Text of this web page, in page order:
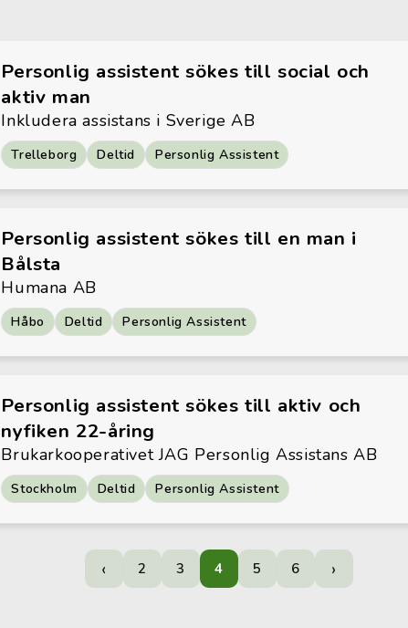
Personlig assistent sökes till social och
aktiv man
Inkludera assistans i Sverige AB
Trelleborg Deltid Personlig Assistent
Personlig assistent sökes till en man i
Bålsta
Humana AB
Håbo Deltid Personlig Assistent
Personlig assistent sökes till aktiv och
nyfiken 22-åring
Brukarkooperativet JAG Personlig Assistans AB
Stockholm Deltid Personlig Assistent
‹ 2 3 4 5 6 ›